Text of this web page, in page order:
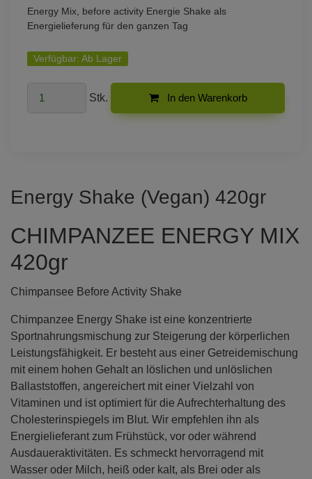
Energy Mix, before activity Energie Shake als
Energielieferung für den ganzen Tag
Verfügbar: Ab Lager
Stk. In den Warenkorb
Energy Shake (Vegan) 420gr
CHIMPANZEE ENERGY MIX
420gr
Chimpansee Before Activity Shake
Chimpanzee Energy Shake ist eine konzentrierte
Sportnahrungsmischung zur Steigerung der körperlichen
Leistungsfähigkeit. Er besteht aus einer Getreidemischung
mit einem hohen Gehalt an löslichen und unlöslichen
Ballaststoffen, angereichert mit einer Vielzahl von
Vitaminen und ist optimiert für die Aufrechterhaltung des
Cholesterinspiegels im Blut. Wir empfehlen ihn als
Energielieferant zum Frühstück, vor oder während
Ausdaueraktivitäten. Es schmeckt hervorragend mit
Wasser oder Milch, heiß oder kalt, als Brei oder als